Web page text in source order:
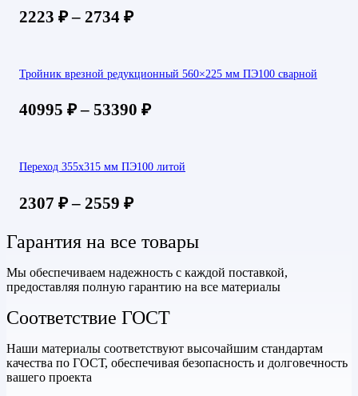
2223 ₽– 2734 ₽
Тройник врезной редукционный 560×225 мм ПЭ100 сварной
40995 ₽– 53390 ₽
Переход 355х315 мм ПЭ100 литой
2307 ₽– 2559 ₽
Гарантия на все товары
Мы обеспечиваем надежность с каждой поставкой,
предоставляя полную гарантию на все материалы
Соответствие ГОСТ
Наши материалы соответствуют высочайшим стандартам
качества по ГОСТ, обеспечивая безопасность и долговечность
вашего проекта